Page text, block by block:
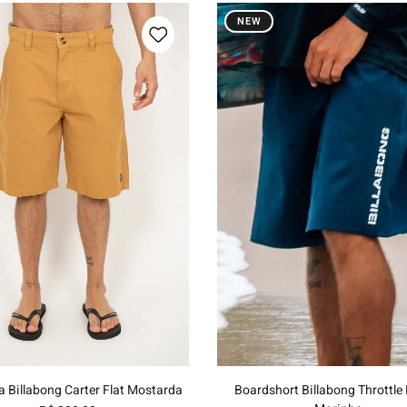
44
Adicionar ao carrinho
Billabong Carter Flat Mostarda
NEW
42 46
Adicionar ao
Boardshort Billabong Throttle